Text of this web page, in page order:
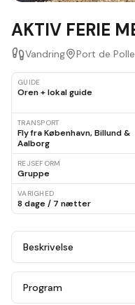
AKTIV FERIE
Vandring Port de
GUIDE
Oren + lokal guide
TRANSPORT
Fly fra København, Billund &
Aalborg
REJSEFORM
Gruppe
VARIGHED
8 dage / 7 nætter
Beskrivelse
Program